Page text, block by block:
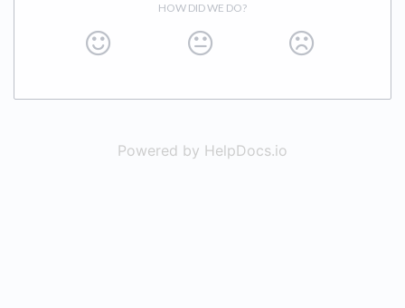
HOW DID WE DO?
Powered by HelpDocs.io